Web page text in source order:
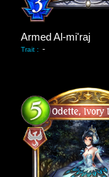
Armed Al-mi'raj
Trait : -